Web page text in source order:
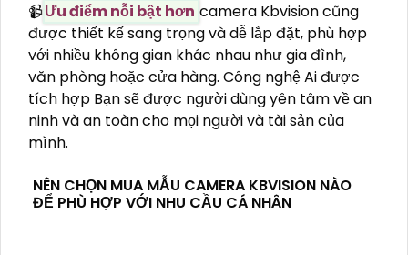
📹Ưu điểm nỗi bật hơn camera Kbvision cũng
được thiết kế sang trọng và dễ lắp đặt, phù hợp
với nhiều không gian khác nhau như gia đình,
văn phòng hoặc cửa hàng. Công nghệ Ai được
tích hợp Bạn sẽ được người dùng yên tâm về an
ninh và an toàn cho mọi người và tài sản của
mình.
NÊN CHỌN MUA MẪU CAMERA KBVISION NÀO
ĐỂ PHÙ HỢP VỚI NHU CẦU CÁ NHÂN